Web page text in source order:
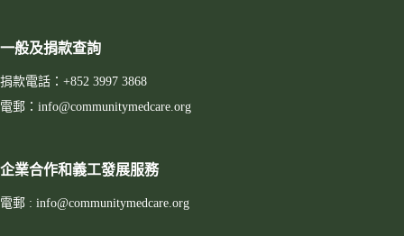
一般及捐款查詢
捐款電話：+852 3997 3868
電郵：info@communitymedcare.org
企業合作和義工發展服務
電郵 : info@communitymedcare.org